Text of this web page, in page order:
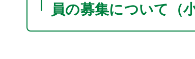
員の募集について（